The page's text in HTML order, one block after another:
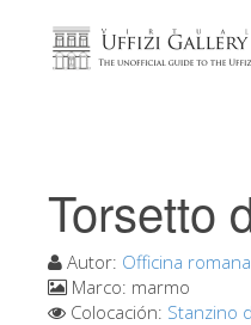
Home
Eventos
Los
Torsetto
Autor: Officina romana
Marco: marmo
Colocación: Stanzino